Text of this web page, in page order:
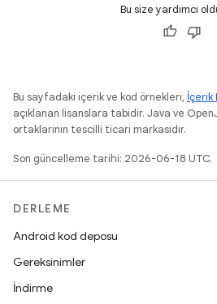
Bu size yardımcı
Bu sayfadaki içerik ve kod örnekleri, İçerik
açıklanan lisanslara tabidir. Java ve
ortaklarının tescilli ticari markasıdır.
Son güncelleme tarihi: 2026-06-18 UTC.
DERLEME
Android kod deposu
Gereksinimler
İndirme